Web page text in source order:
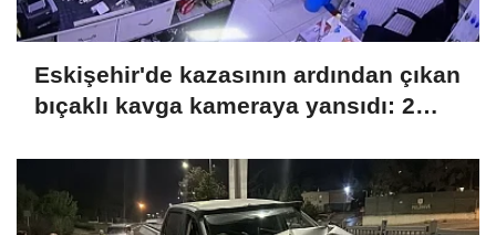
Eskişehir'de kazasının ardından çıkan
bıçaklı kavga kameraya yansıdı: 2